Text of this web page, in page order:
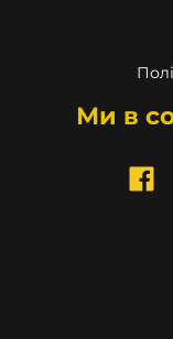
Ми в